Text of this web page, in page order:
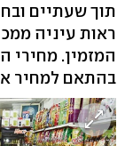
תוך שעתיים
ראות עיניה
המזמין. מחירי
בהתאם למחיר